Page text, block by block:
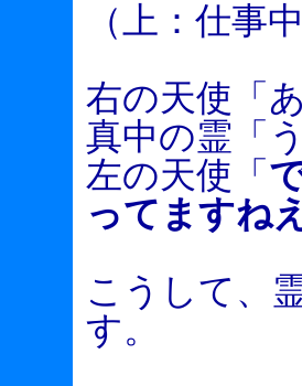
（上：仕事
右の天使「
真中の霊「
左の天使「
ってますねえ
こうして、
す。